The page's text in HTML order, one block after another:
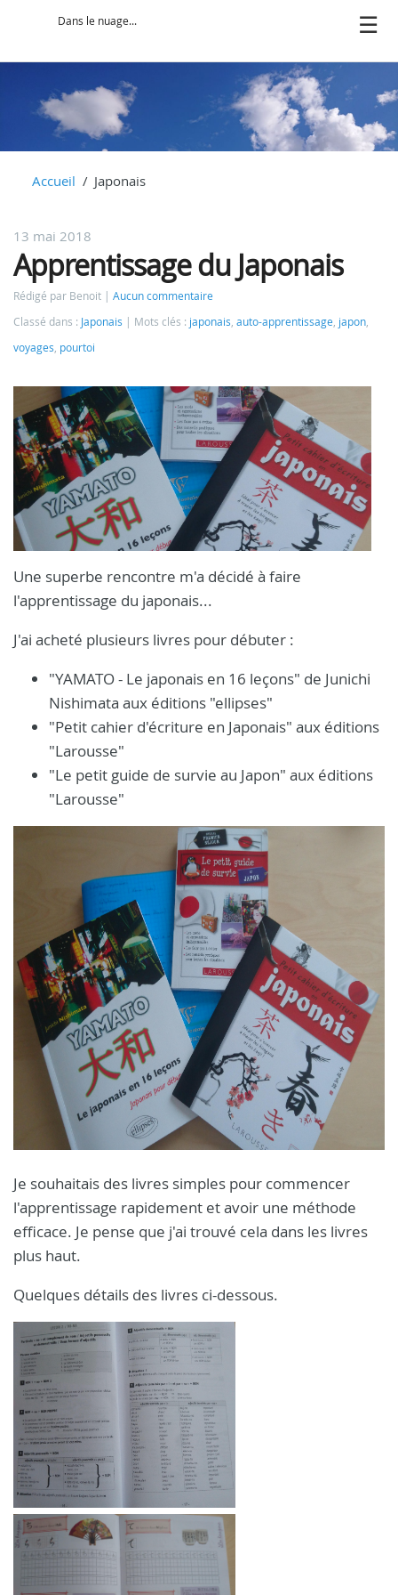
Dans le nuage...
Accueil Japonais
13 mai 2018
Apprentissage du Japonais
Rédigé par Benoit
Aucun commentaire
Classé dans : Japonais Mots clés : japonais auto-apprentissage japon
voyages pourtoi
Une superbe rencontre m'a décidé à faire
l'apprentissage du japonais...
J'ai acheté plusieurs livres pour débuter :
"YAMATO - Le japonais en 16 leçons" de Junichi
Nishimata aux éditions "ellipses"
"Petit cahier d'écriture en Japonais" aux éditions
"Larousse"
"Le petit guide de survie au Japon" aux éditions
"Larousse"
Je souhaitais des livres simples pour commencer
l'apprentissage rapidement et avoir une méthode
efficace. Je pense que j'ai trouvé cela dans les livres
plus haut.
Quelques détails des livres ci-dessous.